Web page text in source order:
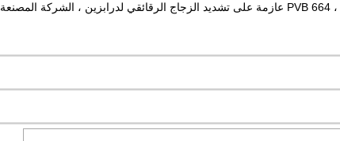
درابزين من الزجاج المقسَّى المقوس بمقاس 13.52 مم ، 664 PVB عازمة على تشديد الزجاج الرقائقي لدرابزين ، الشركة المصنعة